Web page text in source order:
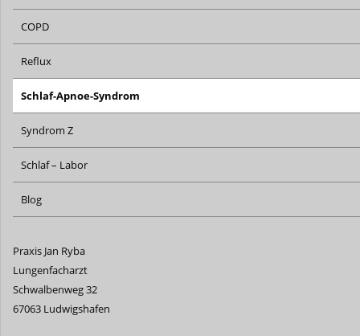
COPD
Reflux
Schlaf-Apnoe-Syndrom
Syndrom Z
Schlaf – Labor
Blog
Praxis Jan Ryba
Lungenfacharzt
Schwalbenweg 32
67063 Ludwigshafen